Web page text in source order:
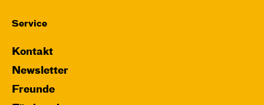
Service
Kontakt
Newsletter
Freunde